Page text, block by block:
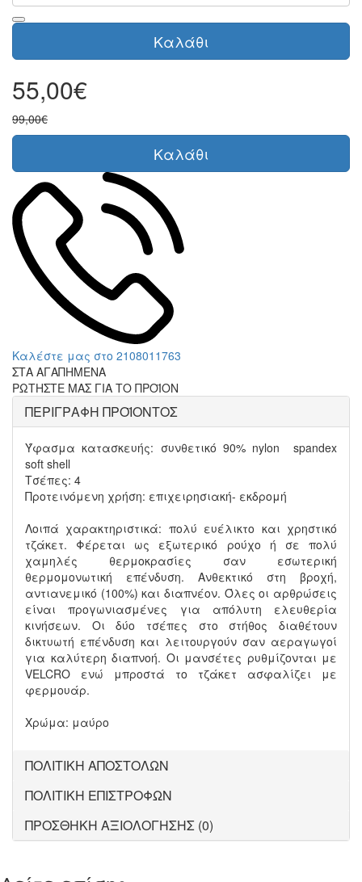
Καλάθι
55,00€
99,00€
Καλάθι
Καλέστε μας στο 2108011763
ΣΤΑ ΑΓΑΠΗΜΕΝΑ
ΡΩΤΗΣΤΕ ΜΑΣ ΓΙΑ ΤΟ ΠΡΟΪΟΝ
ΠΕΡΙΓΡΑΦΗ ΠΡΟΪΟΝΤΟΣ
Ύφασμα κατασκευής: συνθετικό 90% nylon  spandex
soft shell
Τσέπες: 4
Προτεινόμενη χρήση: επιχειρησιακή- εκδρομή
Λοιπά χαρακτηριστικά: πολύ ευέλικτο και χρηστικό
τζάκετ. Φέρεται ως εξωτερικό ρούχο ή σε πολύ
χαμηλές θερμοκρασίες σαν εσωτερική
θερμομονωτική επένδυση. Ανθεκτικό στη βροχή,
αντιανεμικό (100%) και διαπνέον. Όλες οι αρθρώσεις
είναι προγωνιασμένες για απόλυτη ελευθερία
κινήσεων. Οι δύο τσέπες στο στήθος διαθέτουν
δικτυωτή επένδυση και λειτουργούν σαν αεραγωγοί
για καλύτερη διαπνοή. Οι μανσέτες ρυθμίζονται με
VELCRO ενώ μπροστά το τζάκετ ασφαλίζει με
φερμουάρ.
Χρώμα: μαύρο
ΠΟΛΙΤΙΚΗ ΑΠΟΣΤΟΛΩΝ
ΠΟΛΙΤΙΚΗ ΕΠΙΣΤΡΟΦΩΝ
ΠΡΟΣΘΗΚΗ ΑΞΙΟΛΟΓΗΣΗΣ (0)